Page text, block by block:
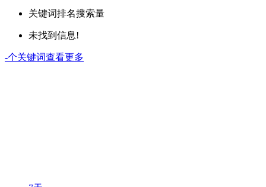
关键词排名搜索量
未找到信息!
-个关键词查看更多